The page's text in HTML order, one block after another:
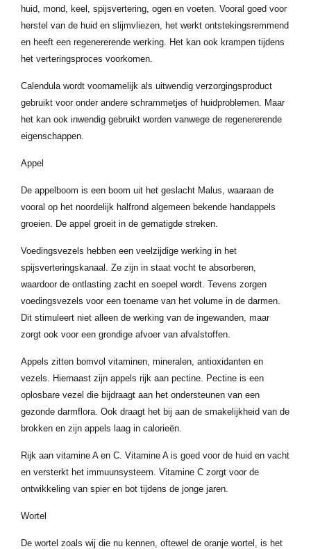
huid, mond, keel, spijsvertering, ogen en voeten. Vooral goed voor
herstel van de huid en slijmvliezen, het werkt ontstekingsremmend
en heeft een regenererende werking. Het kan ook krampen tijdens
het verteringsproces voorkomen.
Calendula wordt voornamelijk als uitwendig verzorgingsproduct
gebruikt voor onder andere schrammetjes of huidproblemen. Maar
het kan ook inwendig gebruikt worden vanwege de regenererende
eigenschappen.
Appel
De appelboom is een boom uit het geslacht Malus, waaraan de
vooral op het noordelijk halfrond algemeen bekende handappels
groeien. De appel groeit in de gematigde streken.
Voedingsvezels hebben een veelzijdige werking in het
spijsverteringskanaal. Ze zijn in staat vocht te absorberen,
waardoor de ontlasting zacht en soepel wordt. Tevens zorgen
voedingsvezels voor een toename van het volume in de darmen.
Dit stimuleert niet alleen de werking van de ingewanden, maar
zorgt ook voor een grondige afvoer van afvalstoffen.
Appels zitten bomvol vitaminen, mineralen, antioxidanten en
vezels. Hiernaast zijn appels rijk aan pectine. Pectine is een
oplosbare vezel die bijdraagt aan het ondersteunen van een
gezonde darmflora. Ook draagt het bij aan de smakelijkheid van de
brokken en zijn appels laag in calorieën.
Rijk aan vitamine A en C. Vitamine A is goed voor de huid en vacht
en versterkt het immuunsysteem. Vitamine C zorgt voor de
ontwikkeling van spier en bot tijdens de jonge jaren.
Wortel
De wortel zoals wij die nu kennen, oftewel de oranje wortel, is het